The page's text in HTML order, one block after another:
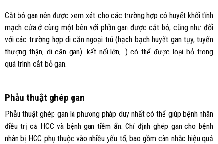
Cắt bỏ gan nên được xem xét cho các trường hợp có huyết khối tĩnh
mạch cửa ở cùng một bên với phần gan được cắt bỏ, cũng như đối
với các trường hợp di căn ngoại trú (hạch bạch huyết gan tụy, tuyến
thượng thận, di căn gan). kết nối lớn,…) có thể được loại bỏ trong
quá trình cắt bỏ gan.
Phẫu thuật ghép gan
Phẫu thuật ghép gan là phương pháp duy nhất có thể giúp bệnh nhân
điều trị cả HCC và bệnh gan tiềm ẩn. Chỉ định ghép gan cho bệnh
nhân bị HCC phụ thuộc vào nhiều yếu tố, bao gồm cân nhắc hiệu quả